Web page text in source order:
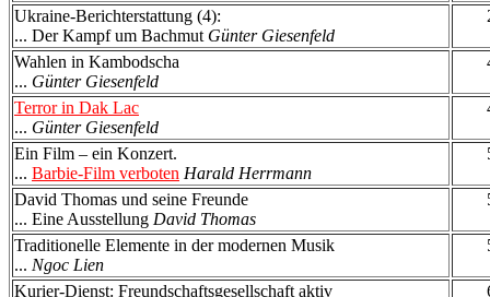
Ukraine-Berichterstattung (4):
... Der Kampf um Bachmut Günter Giesenfeld
Wahlen in Kambodscha
... Günter Giesenfeld
Terror in Dak Lac
... Günter Giesenfeld
Ein Film – ein Konzert.
... Barbie-Film verboten Harald Herrmann
David Thomas und seine Freunde
... Eine Ausstellung David Thomas
Traditionelle Elemente in der modernen Musik
... Ngoc Lien
Kurier-Dienst: Freundschaftsgesellschaft aktiv